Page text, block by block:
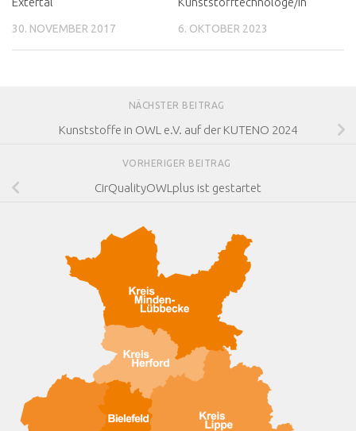
30. NOVEMBER 2017 6. OKTOBER 2023
NÄCHSTER BEITRAG
Kunststoffe in OWL e.V. auf der KUTENO 2024
VORHERIGER BEITRAG
CirQualityOWLplus ist gestartet